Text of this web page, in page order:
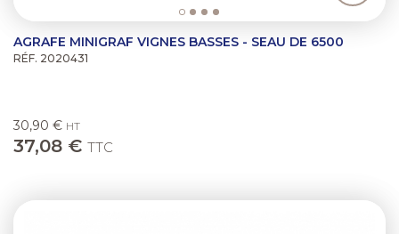
AGRAFE MINIGRAF VIGNES BASSES - SEAU DE 6500
RÉF. 2020431
30,90 € HT
37,08 € TTC